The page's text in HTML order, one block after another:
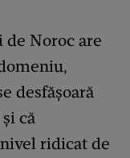
Noroc are
desfășoară
că
ridicat de